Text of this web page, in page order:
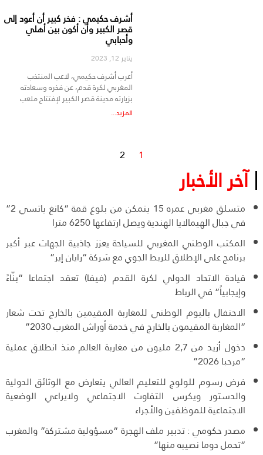
أشرف حكيمي : فخر كبير أن أعود إلى
قصر الكبير وأن أكون بين أهلي
وأحبابي
يناير 12, 2023
أعرب أشرف حكيمي، لاعب المنتخب
المغربي لكرة قدم، عن فخره وسعادته
بزيارته مدينة قصر الكبير لإفتتاح ملعب
المزيد...
1
2
آخر الأخبار
متسلق مغربي عمره 15 يتمكن من بلوغ قمة “كانغ ياتسي 2”
في جبال الهيمالايا الهندية ويصل ارتفاعها 6250 مترا
المكتب الوطني المغربي للسياحة يعزز جاذبية الجهات عبر أكبر
برنامج على الإطلاق للربط الجوي مع شركة “رايان إير”
قيادة الاتحاد الدولي لكرة القدم (فيفا) تعقد اجتماعا “بنّاءً
وإيجابياً” في الرباط
الاحتفال باليوم الوطني للمغاربة المقيمين بالخارج تحت شعار
“المغاربة المقيمون بالخارج في خدمة أوراش المغرب 2030”
دخول أزيد من 2,7 مليون من مغاربة العالم منذ انطلاق عملية
“مرحبا 2026”
فرض رسوم للولوج للتعليم العالي يتعارض مع الوثائق الدولية
والدستور ويكرس التفاوت الاجتماعي ولايراعي الوضعية
الاجتماعية للموظفين والأجراء
مصدر حكومي : تدبير ملف الهجرة “مسؤولية مشتركة” والمغرب
“تحمل دوما نصيبه منها”